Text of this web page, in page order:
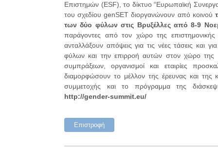
Επιστημών (ESF), το δίκτυο “Ευρωπαϊκή
του σχεδίου genSET διοργανώνουν από κοινού
των δύο φύλων στις Βρυξέλλες από 8‐9
παράγοντες από τον χώρο της επιστημονικής
ανταλλάξουν απόψεις για τις νέες τάσεις και
φύλων και την επιρροή αυτών στον χώρο της
συμπράξεων, οργανισμοί και εταιρίες
διαμορφώσουν το μέλλον της έρευνας και της
συμμετοχής και το πρόγραμμα της
http://gender-summit.eu/
Επιστροφή